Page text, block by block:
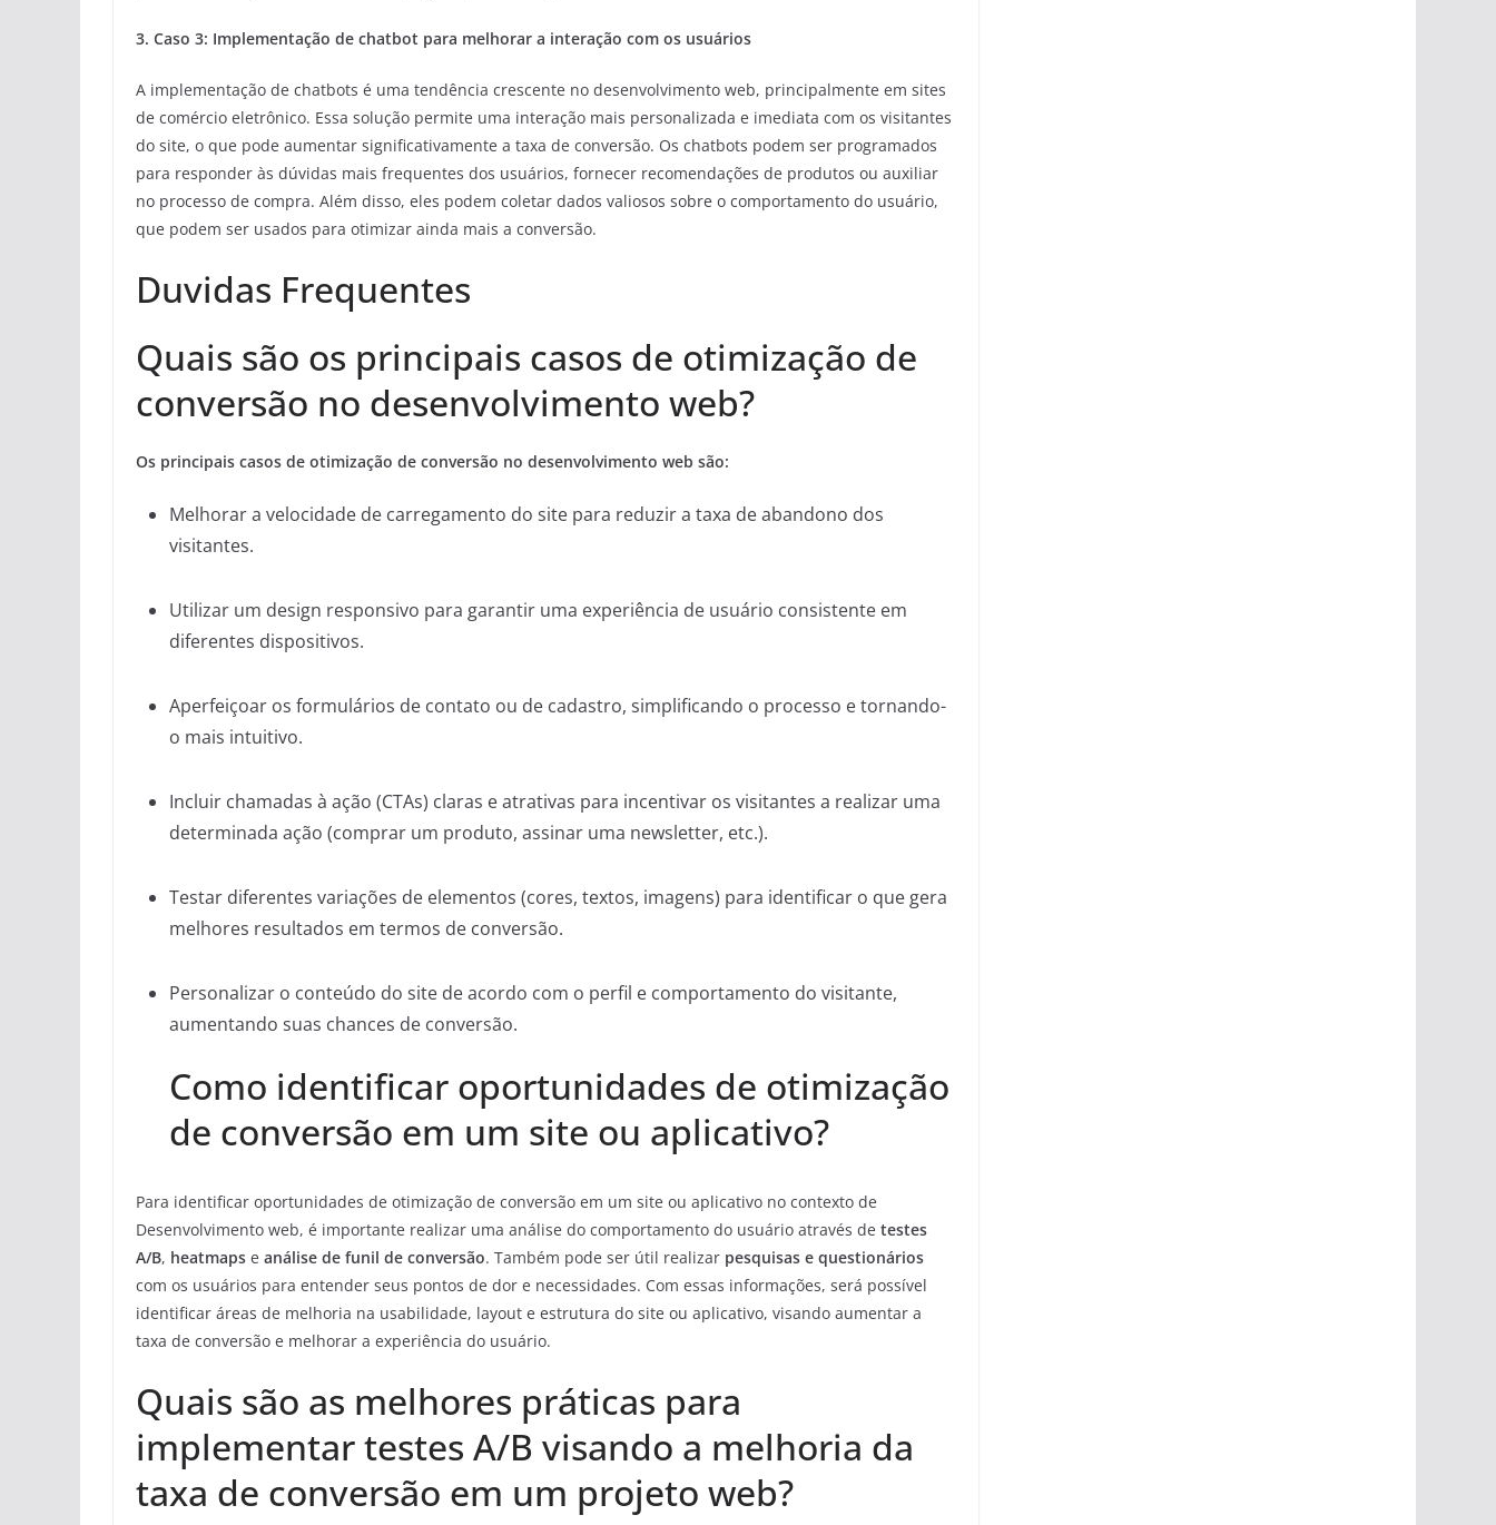
3. Caso 3: Implementação de chatbot para melhorar a interação com os usuários
A implementação de chatbots é uma tendência crescente no desenvolvimento web, principalmente em sites
de comércio eletrônico. Essa solução permite uma interação mais personalizada e imediata com os visitantes
do site, o que pode aumentar significativamente a taxa de conversão. Os chatbots podem ser programados
para responder às dúvidas mais frequentes dos usuários, fornecer recomendações de produtos ou auxiliar
no processo de compra. Além disso, eles podem coletar dados valiosos sobre o comportamento do usuário,
que podem ser usados para otimizar ainda mais a conversão.
Duvidas Frequentes
Quais são os principais casos de otimização de
conversão no desenvolvimento web?
Os principais casos de otimização de conversão no desenvolvimento web são:
Melhorar a velocidade de carregamento do site para reduzir a taxa de abandono dos
visitantes.
Utilizar um design responsivo para garantir uma experiência de usuário consistente em
diferentes dispositivos.
Aperfeiçoar os formulários de contato ou de cadastro, simplificando o processo e tornando-
o mais intuitivo.
Incluir chamadas à ação (CTAs) claras e atrativas para incentivar os visitantes a realizar uma
determinada ação (comprar um produto, assinar uma newsletter, etc.).
Testar diferentes variações de elementos (cores, textos, imagens) para identificar o que gera
melhores resultados em termos de conversão.
Personalizar o conteúdo do site de acordo com o perfil e comportamento do visitante,
aumentando suas chances de conversão.
Como identificar oportunidades de otimização
de conversão em um site ou aplicativo?
Para identificar oportunidades de otimização de conversão em um site ou aplicativo no contexto de
Desenvolvimento web, é importante realizar uma análise do comportamento do usuário através de testes
A/B, heatmaps e análise de funil de conversão. Também pode ser útil realizar pesquisas e questionários
com os usuários para entender seus pontos de dor e necessidades. Com essas informações, será possível
identificar áreas de melhoria na usabilidade, layout e estrutura do site ou aplicativo, visando aumentar a
taxa de conversão e melhorar a experiência do usuário.
Quais são as melhores práticas para
implementar testes A/B visando a melhoria da
taxa de conversão em um projeto web?